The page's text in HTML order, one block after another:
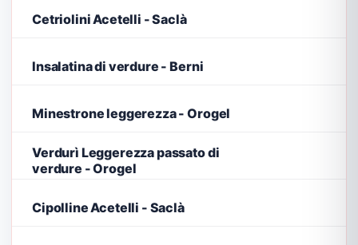
Cetriolini Acetelli - Saclà
Insalatina di verdure - Berni
Minestrone leggerezza - Orogel
Verdurì Leggerezza passato di
verdure - Orogel
Cipolline Acetelli - Saclà